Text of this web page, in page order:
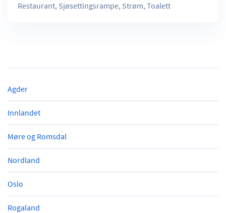
Restaurant, Sjøsettingsrampe, Strøm, Toalett
Agder
Innlandet
Møre og Romsdal
Nordland
Oslo
Rogaland